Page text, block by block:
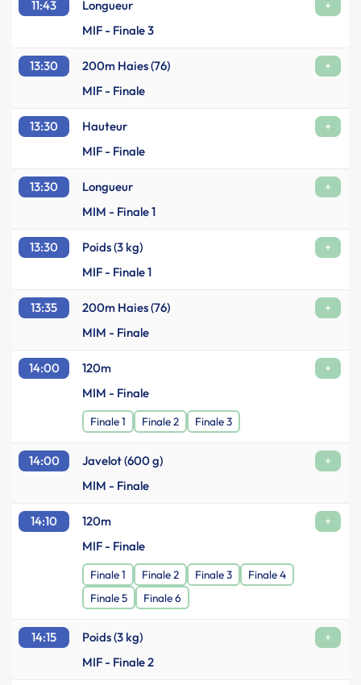
11:43 Longueur
+
MIF - Finale 3
13:30 200m Haies (76)
+
MIF - Finale
13:30 Hauteur
+
MIF - Finale
13:30 Longueur
+
MIM - Finale 1
13:30 Poids (3 kg)
+
MIF - Finale 1
13:35 200m Haies (76)
+
MIM - Finale
14:00 120m
+
MIM - Finale
Finale 1 Finale 2 Finale 3
14:00 Javelot (600 g)
+
MIM - Finale
14:10 120m
+
MIF - Finale
Finale 1 Finale 2 Finale 3
Finale 4
Finale 5
Finale 6
14:15 Poids (3 kg)
+
MIF - Finale 2